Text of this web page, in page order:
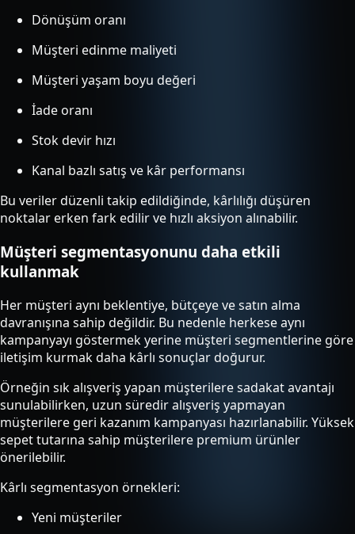
Dönüşüm oranı
Müşteri edinme maliyeti
Müşteri yaşam boyu değeri
İade oranı
Stok devir hızı
Kanal bazlı satış ve kâr performansı
Bu veriler düzenli takip edildiğinde, kârlılığı düşüren
noktalar erken fark edilir ve hızlı aksiyon alınabilir.
Müşteri segmentasyonunu daha etkili
kullanmak
Her müşteri aynı beklentiye, bütçeye ve satın alma
davranışına sahip değildir. Bu nedenle herkese aynı
kampanyayı göstermek yerine müşteri segmentlerine göre
iletişim kurmak daha kârlı sonuçlar doğurur.
Örneğin sık alışveriş yapan müşterilere sadakat avantajı
sunulabilirken, uzun süredir alışveriş yapmayan
müşterilere geri kazanım kampanyası hazırlanabilir. Yüksek
sepet tutarına sahip müşterilere premium ürünler
önerilebilir.
Kârlı segmentasyon örnekleri:
Yeni müşteriler